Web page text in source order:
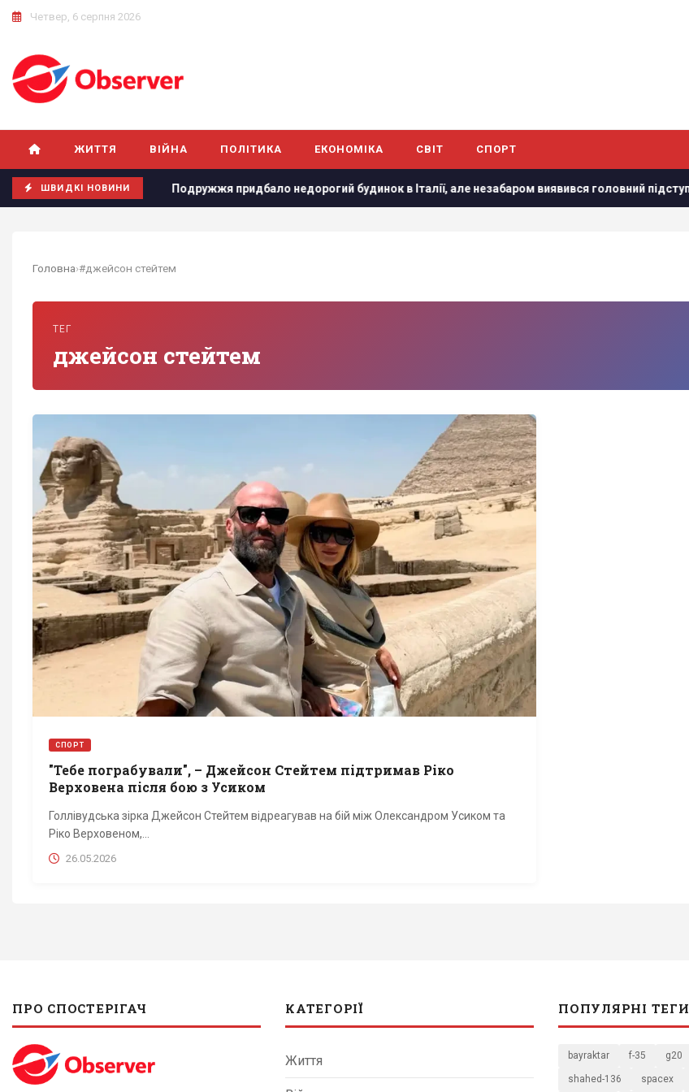
Четвер, 6 серпня 2026
ЖИТТЯ ВІЙНА ПОЛІТИКА ЕКОНОМІКА СВІТ СПОРТ
ШВИДКІ НОВИНИ
прогноз Подружжя придбало недорогий будинок в Італії, але незабаром виявився головний підступ
Головна›#джейсон стейтем
ТЕГ
джейсон стейтем
СПОРТ
"Тебе пограбували", – Джейсон Стейтем підтримав Ріко
Верховена після бою з Усиком
Голлівудська зірка Джейсон Стейтем відреагував на бій між Олександром Усиком та
Ріко Верховеном,...
26.05.2026
ПРО СПОСТЕРІГАЧ КАТЕГОРІЇ
Життя
ПОПУЛЯРНІ ТЕГИ
bayraktar f-35 g20
shahed-136 spacex